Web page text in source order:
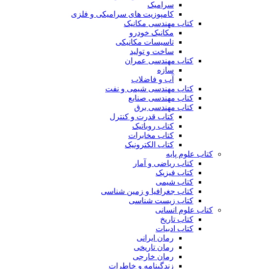
سرامیک
کامپوزیت های سرامیکی و فلزی
کتاب مهندسی مکانیک
مکانیک خودرو
تاسیسات مکانیکی
ساخت و تولید
کتاب مهندسی عمران
سازه
آب و فاضلاب
کتاب مهندسی شیمی و نفت
کتاب مهندسی صنایع
کتاب مهندسی برق
کتاب قدرت و کنترل
کتاب روباتیک
کتاب مخابرات
کتاب الکترونیک
کتاب علوم پایه
کتاب ریاضی و آمار
کتاب فیزیک
کتاب شیمی
کتاب جغرافیا و زمین شناسی
کتاب زیست شناسی
کتاب علوم انسانی
کتاب تاریخ
کتاب ادبیات
رمان ایرانی
رمان تاریخی
رمان خارجی
زندگینامه و خاطرات